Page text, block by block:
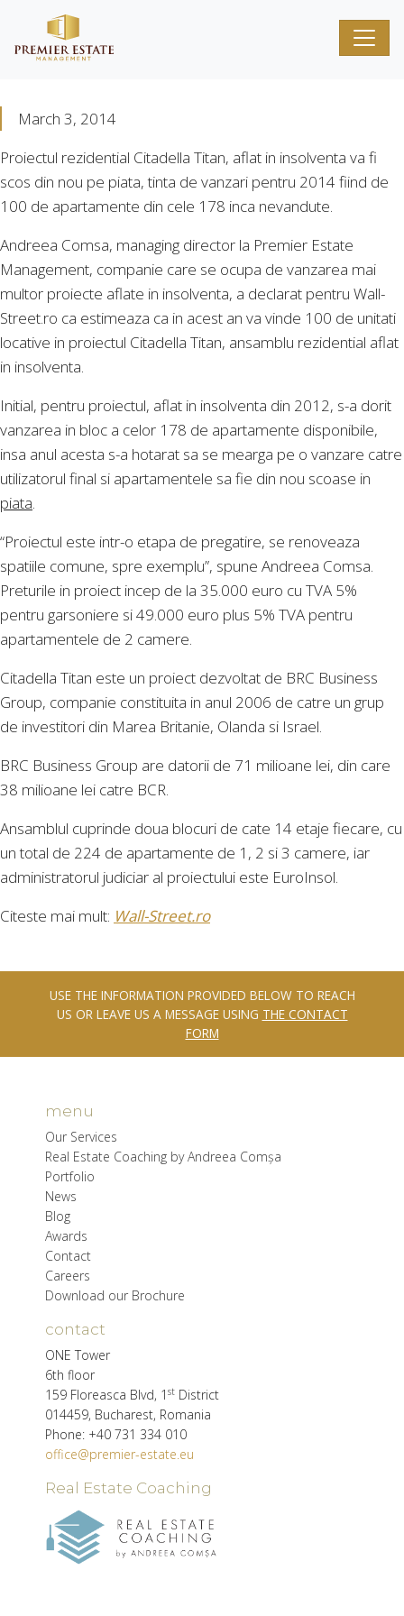
March 3, 2014
Proiectul rezidential Citadella Titan, aflat in insolventa va fi
scos din nou pe piata, tinta de vanzari pentru 2014 fiind de
100 de apartamente din cele 178 inca nevandute.
Andreea Comsa, managing director la Premier Estate
Management, companie care se ocupa de vanzarea mai
multor proiecte aflate in insolventa, a declarat pentru Wall-
Street.ro ca estimeaza ca in acest an va vinde 100 de unitati
locative in proiectul Citadella Titan, ansamblu rezidential aflat
in insolventa.
Initial, pentru proiectul, aflat in insolventa din 2012, s-a dorit
vanzarea in bloc a celor 178 de apartamente disponibile,
insa anul acesta s-a hotarat sa se mearga pe o vanzare catre
utilizatorul final si apartamentele sa fie din nou scoase in
piata.
“Proiectul este intr-o etapa de pregatire, se renoveaza
spatiile comune, spre exemplu”, spune Andreea Comsa.
Preturile in proiect incep de la 35.000 euro cu TVA 5%
pentru garsoniere si 49.000 euro plus 5% TVA pentru
apartamentele de 2 camere.
Citadella Titan este un proiect dezvoltat de BRC Business
Group, companie constituita in anul 2006 de catre un grup
de investitori din Marea Britanie, Olanda si Israel.
BRC Business Group are datorii de 71 milioane lei, din care
38 milioane lei catre BCR.
Ansamblul cuprinde doua blocuri de cate 14 etaje fiecare, cu
un total de 224 de apartamente de 1, 2 si 3 camere, iar
administratorul judiciar al proiectului este EuroInsol.
Citeste mai mult: Wall-Street.ro
USE THE INFORMATION PROVIDED BELOW TO REACH
US OR LEAVE US A MESSAGE USING THE CONTACT
FORM
menu
Our Services
Real Estate Coaching by Andreea Comșa
Portfolio
News
Blog
Awards
Contact
Careers
Download our Brochure
contact
ONE Tower
6th floor
159 Floreasca Blvd, 1 st District
014459, Bucharest, Romania
Phone: +40 731 334 010
office@premier-estate.eu
Real Estate Coaching